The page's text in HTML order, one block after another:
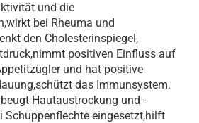
und die
bei Rheuma und
den Cholesterinspiegel,
positiven Einfluss auf
und hat positive
das Immunsystem.
Hautaustrockung und -
Schuppenflechte eingesetzt,hilft